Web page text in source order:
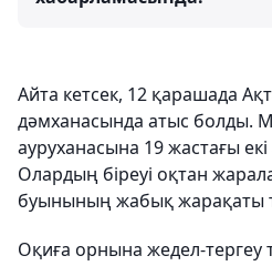
Айта кетсек, 12 қарашада
дәмханасында атыс болды.
ауруханасына 19 жастағы екі
Олардың біреуі оқтан
буынының жабық жарақаты
Оқиға орнына жедел-тергеу